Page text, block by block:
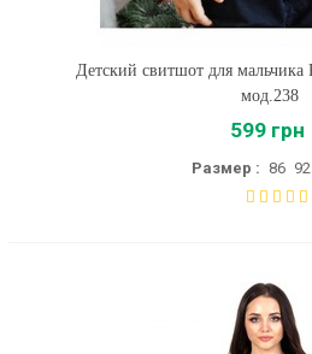
Детский свитшот для мальчика
мод.238
599 грн
Размер : 86 92